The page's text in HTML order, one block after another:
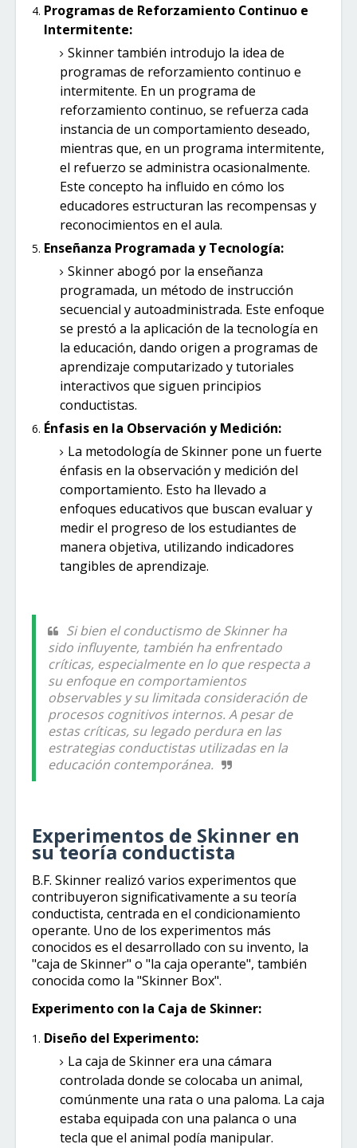
Programas de Reforzamiento Continuo e
Intermitente:
Skinner también introdujo la idea de
programas de reforzamiento continuo e
intermitente. En un programa de
reforzamiento continuo, se refuerza cada
instancia de un comportamiento deseado,
mientras que, en un programa intermitente,
el refuerzo se administra ocasionalmente.
Este concepto ha influido en cómo los
educadores estructuran las recompensas y
reconocimientos en el aula.
Enseñanza Programada y Tecnología:
Skinner abogó por la enseñanza
programada, un método de instrucción
secuencial y autoadministrada. Este enfoque
se prestó a la aplicación de la tecnología en
la educación, dando origen a programas de
aprendizaje computarizado y tutoriales
interactivos que siguen principios
conductistas.
Énfasis en la Observación y Medición:
La metodología de Skinner pone un fuerte
énfasis en la observación y medición del
comportamiento. Esto ha llevado a
enfoques educativos que buscan evaluar y
medir el progreso de los estudiantes de
manera objetiva, utilizando indicadores
tangibles de aprendizaje.
Si bien el conductismo de Skinner ha
sido influyente, también ha enfrentado
críticas, especialmente en lo que respecta a
su enfoque en comportamientos
observables y su limitada consideración de
procesos cognitivos internos. A pesar de
estas críticas, su legado perdura en las
estrategias conductistas utilizadas en la
educación contemporánea.
Experimentos de Skinner en
su teoría conductista
B.F. Skinner realizó varios experimentos que
contribuyeron significativamente a su teoría
conductista, centrada en el condicionamiento
operante. Uno de los experimentos más
conocidos es el desarrollado con su invento, la
"caja de Skinner" o "la caja operante", también
conocida como la "Skinner Box".
Experimento con la Caja de Skinner:
Diseño del Experimento:
La caja de Skinner era una cámara
controlada donde se colocaba un animal,
comúnmente una rata o una paloma. La caja
estaba equipada con una palanca o una
tecla que el animal podía manipular.